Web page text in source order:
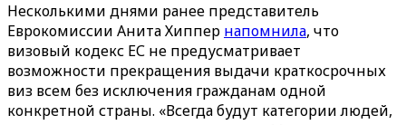
Несколькими днями ранее представитель
Еврокомиссии Анита Хиппер напомнила, что
визовый кодекс ЕС не предусматривает
возможности прекращения выдачи краткосрочных
виз всем без исключения гражданам одной
конкретной страны. «Всегда будут категории людей,